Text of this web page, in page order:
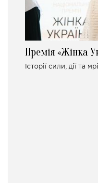
Премія «Жінка
Історії сили, дії та